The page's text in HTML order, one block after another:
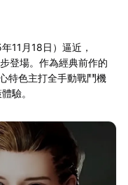
11月18日）逼近，
登場。作為經典前作的
特色主打全手動戰鬥機
驗。